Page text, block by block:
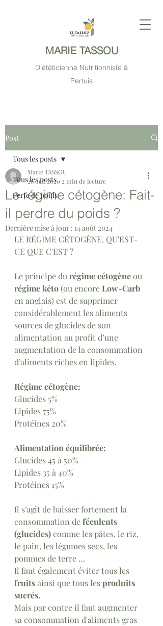
MARIE TASSOU
Diététicienne Nutritionniste à
Pertuis
Post
Tous les posts
Perte de poids
Tous les posts
Le régime cétogène: Fait-
il perdre du poids ?
Marie TASSOU
26 oct. 2020 2 min de lecture
Dernière mise à jour : 14 août 2024
LE RÉGIME CÉTOGÈNE, QU'EST-
CE QUE C'EST ?
Le principe du régime cétogène ou
régime kéto (ou encore Low-Carb
en anglais) est de supprimer
considérablement les aliments
sources de glucides de son
alimentation au profit d’une
augmentation de la consommation
d’aliments riches en lipides.
Régime cétogène:
Glucides 5%
Lipides 75%
Protéines 20%
Alimentation équilibrée:
Glucides 45 à 50%
Lipides 35 à 40%
Protéines 15%
Il s’agit de baisser fortement la
consommation de féculents
(glucides) comme les pâtes, le riz,
le pain, les légumes secs, les
pommes de terre …
Il faut également éviter tous les
fruits ainsi que tous les produits
sucrés.
Mais par contre il faut augmenter
sa consommation d'aliments gras